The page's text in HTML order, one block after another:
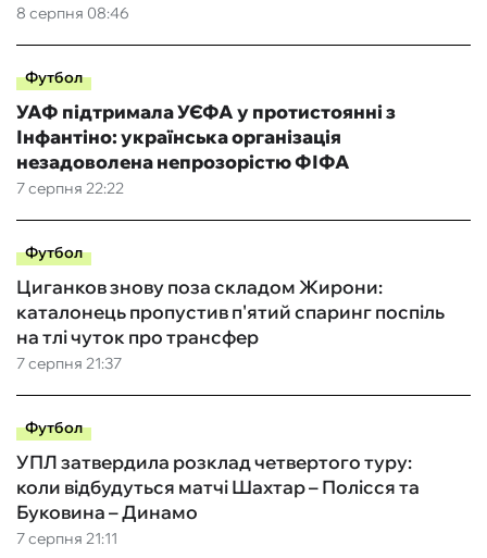
8 серпня 08:46
Футбол
7 серпня 22:22
УАФ підтримала УЄФА у протистоянні з
Інфантіно: українська організація
незадоволена непрозорістю ФІФА
Футбол
7 серпня 21:37
Циганков знову поза складом Жирони:
каталонець пропустив п'ятий спаринг поспіль
на тлі чуток про трансфер
Футбол
7 серпня 21:11
УПЛ затвердила розклад четвертого туру:
коли відбудуться матчі Шахтар – Полісся та
Буковина – Динамо